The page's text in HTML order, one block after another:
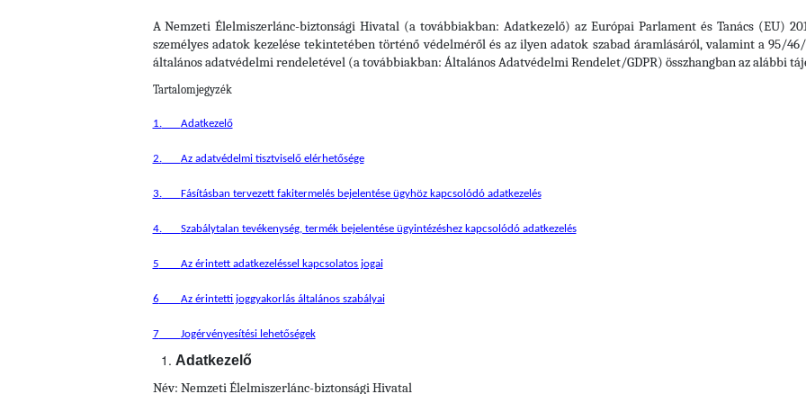
A Nemzeti Élelmiszerlánc-biztonsági Hivatal (a továbbiakban: Adatkezelő) az Európai Parlament és Tanács (EU)
személyes adatok kezelése tekintetében történő védelméről és az ilyen adatok szabad áramlásáról, valamint a 95/
általános adatvédelmi rendeletével (a továbbiakban: Általános Adatvédelmi Rendelet/GDPR) összhangban az alábbi
Tartalomjegyzék
1. Adatkezelő
2. Az adatvédelmi tisztviselő elérhetősége
3. Fásításban tervezett fakitermelés bejelentése ügyhöz kapcsolódó adatkezelés
4. Szabálytalan tevékenység, termék bejelentése ügyintézéshez kapcsolódó adatkezelés
5 Az érintett adatkezeléssel kapcsolatos jogai
6 Az érintetti joggyakorlás általános szabályai
7 Jogérvényesítési lehetőségek
Adatkezelő
Név: Nemzeti Élelmiszerlánc-biztonsági Hivatal